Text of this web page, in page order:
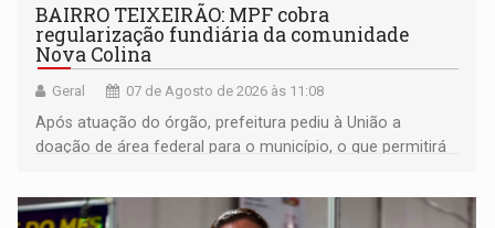
BAIRRO TEIXEIRÃO: MPF cobra
regularização fundiária da comunidade
Nova Colina
Geral 07 de Agosto de 2026 às 11:08
Após atuação do órgão, prefeitura pediu à União a
doação de área federal para o município, o que permitirá